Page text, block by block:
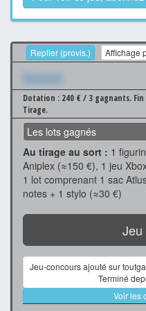
Replier (provis.) Affichage
Xxxxxxx
Dotation : 240 € / 3 gagnants.
Tirage.
Les lots gagnés
Au tirage au sort : 1
Aniplex (≈150 €), 1 jeu
1 lot comprenant 1 sac
notes + 1 stylo (≈30 €)
Jeu
Jeu-concours ajouté sur
Terminé
Voir les